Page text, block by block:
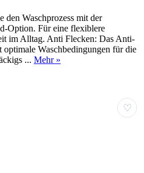
den Waschprozess mit der
Option. Für eine flexiblere
im Alltag. Anti Flecken: Das Anti-
optimale Waschbedingungen für die
... Mehr »
♡